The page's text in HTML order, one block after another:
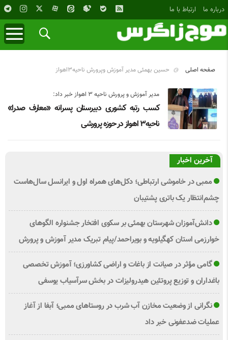
درباره ما ارتباط با ما
صفحه اصلی حسین بهمئی مدیر آموزش وپرورش ناحیه۳اهواز
مدیر آموزش و پرورش ناحیه ۳ اهواز خبر داد:
کسب رتبه کشوری دبیرستان پسرانه «معارف صدرا»
ناحیه۳ اهواز در حوزه پرورشی
آخرین اخبار
ممبی در خاموشی ارتباطی؛ دکل‌های همراه اول و ایرانسل سال‌هاست
چشم‌انتظار یک باتری پشتیبان
دانش‌آموزان شهرستان بهمئی بر سکوی افتخار جشنواره الگوهای
خوارزمی استان کهگیلویه و بویراحمد/پیام تبریک مدیر آموزش و پرورش
گامی مؤثر در صیانت از باغات و اراضی کشاورزی؛ آموزش تخصصی
باغداران و توزیع پروتئین هیدرولیزات در بخش سرآسیاب یوسفی
نگرانی از وضعیت مخازن آب شرب در روستاهای ممبی؛ آبفا از آغاز
عملیات ضدعفونی خبر داد